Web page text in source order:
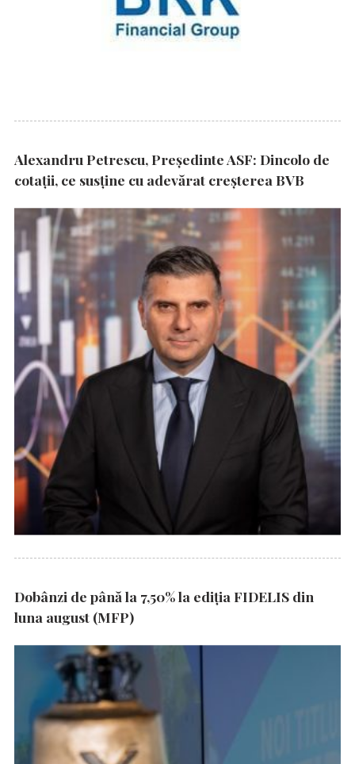
Alexandru Petrescu, Președinte ASF: Dincolo de
cotații, ce susține cu adevărat creșterea BVB
Dobânzi de până la 7,50% la ediția FIDELIS din
luna august (MFP)